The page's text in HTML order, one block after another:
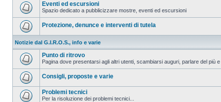
Eventi ed escursioni
Spazio dedicato a pubblicizzare mostre, eventi ed escursioni
Protezione, denunce e interventi di tutela
Notizie dal G.I.R.O.S., info e varie
Punto di ritrovo
Pagina dove presentarsi agli altri utenti, scambiarsi auguri, parlare del più
Consigli, proposte e varie
Problemi tecnici
Per la risoluzione dei problemi tecnici...